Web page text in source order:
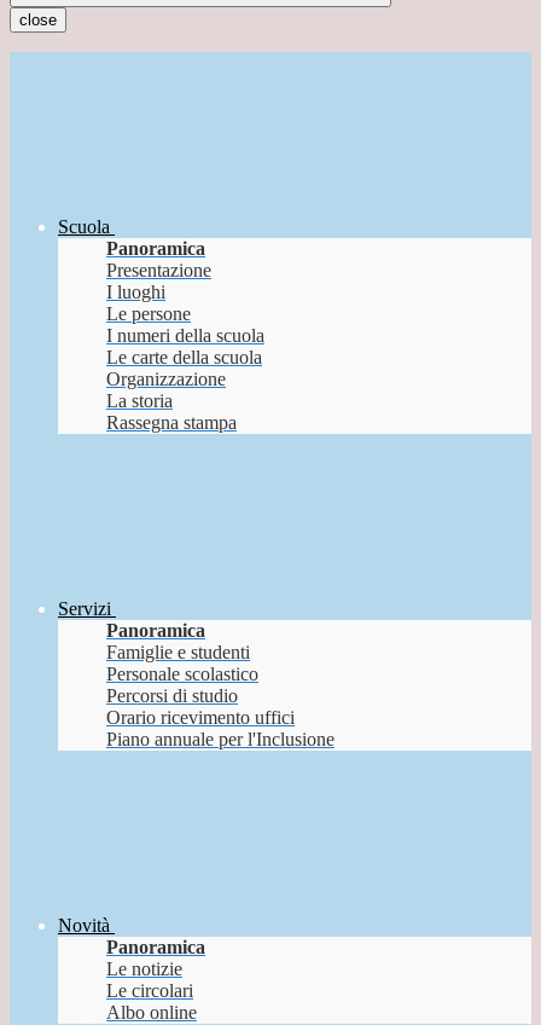
close
Scuola
Panoramica
Presentazione
I luoghi
Le persone
I numeri della scuola
Le carte della scuola
Organizzazione
La storia
Rassegna stampa
Servizi
Panoramica
Famiglie e studenti
Personale scolastico
Percorsi di studio
Orario ricevimento uffici
Piano annuale per l'Inclusione
Novità
Panoramica
Le notizie
Le circolari
Albo online